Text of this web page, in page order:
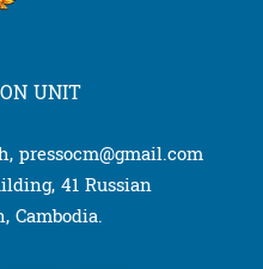
UNIT
pressocm@gmail.com
41 Russian
Cambodia.